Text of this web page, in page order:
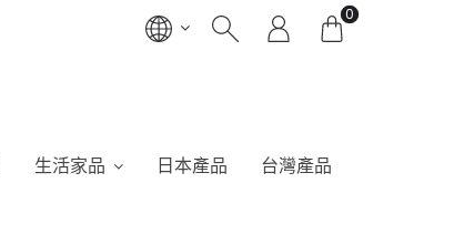
0
生活家品 日本產品
台灣產品